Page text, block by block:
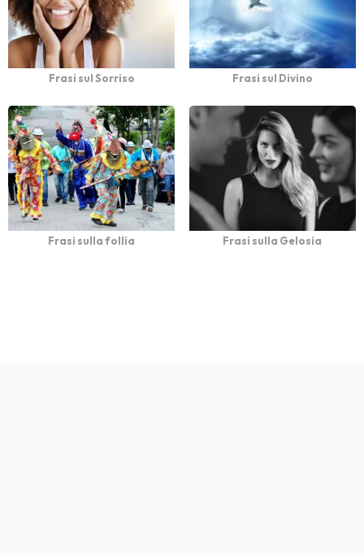
Frasi sul Sorriso Frasi sul Divino
Frasi sulla follia Frasi sulla Gelosia